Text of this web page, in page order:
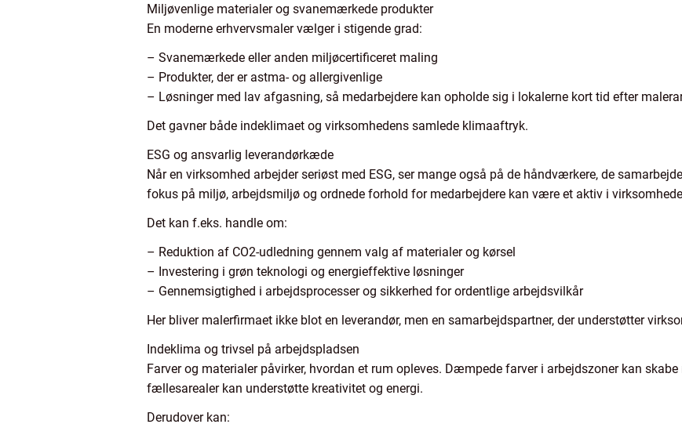
Miljøvenlige materialer og svanemærkede produkter
En moderne erhvervsmaler vælger i stigende grad:
– Svanemærkede eller anden miljøcertificeret maling
– Produkter, der er astma- og allergivenlige
– Løsninger med lav afgasning, så medarbejdere kan opholde sig i lokalerne kort tid efter
Det gavner både indeklimaet og virksomhedens samlede klimaaftryk.
ESG og ansvarlig leverandørkæde
Når en virksomhed arbejder seriøst med ESG, ser mange også på de håndværkere, de
fokus på miljø, arbejdsmiljø og ordnede forhold for medarbejdere kan være et aktiv i
Det kan f.eks. handle om:
– Reduktion af CO2-udledning gennem valg af materialer og kørsel
– Investering i grøn teknologi og energieffektive løsninger
– Gennemsigtighed i arbejdsprocesser og sikkerhed for ordentlige arbejdsvilkår
Her bliver malerfirmaet ikke blot en leverandør, men en samarbejdspartner, der understøtter
Indeklima og trivsel på arbejdspladsen
Farver og materialer påvirker, hvordan et rum opleves. Dæmpede farver i arbejdszoner kan
fællesarealer kan understøtte kreativitet og energi.
Derudover kan: